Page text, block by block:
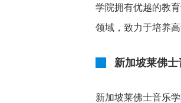
学院拥有优越的教
领域，致力于培养
新加坡莱佛
新加坡莱佛士音乐